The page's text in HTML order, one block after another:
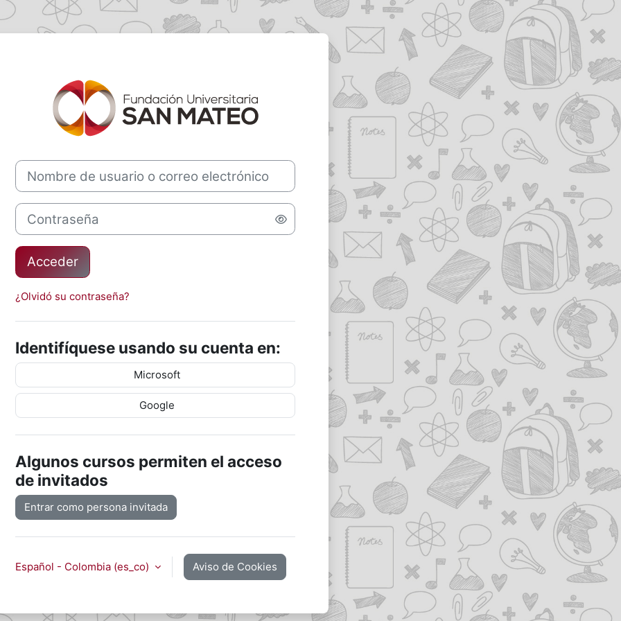
Entrar a Programas Virtuales - Fundación
Nombre de usuario o correo electrónico
Contraseña
Acceder
¿Olvidó su contraseña?
Identifíquese usando su cuenta en:
Microsoft
Google
Algunos cursos permiten el acceso
de invitados
Entrar como persona invitada
Español - Colombia ‎(es_co)‎ Aviso de Cookies